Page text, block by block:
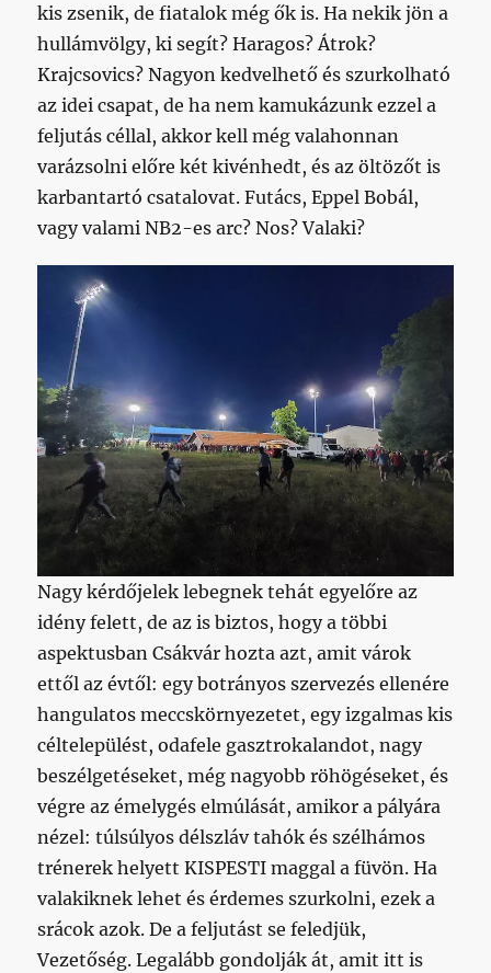
kis zsenik, de fiatalok még ők is. Ha nekik jön a
hullámvölgy, ki segít? Haragos? Átrok?
Krajcsovics? Nagyon kedvelhető és szurkolható
az idei csapat, de ha nem kamukázunk ezzel a
feljutás céllal, akkor kell még valahonnan
varázsolni előre két kivénhedt, és az öltözőt is
karbantartó csatalovat. Futács, Eppel Bobál,
vagy valami NB2-es arc? Nos? Valaki?
Nagy kérdőjelek lebegnek tehát egyelőre az
idény felett, de az is biztos, hogy a többi
aspektusban Csákvár hozta azt, amit várok
ettől az évtől: egy botrányos szervezés ellenére
hangulatos meccskörnyezetet, egy izgalmas kis
céltelepülést, odafele gasztrokalandot, nagy
beszélgetéseket, még nagyobb röhögéseket, és
végre az émelygés elmúlását, amikor a pályára
nézel: túlsúlyos délszláv tahók és szélhámos
trénerek helyett KISPESTI maggal a füvön. Ha
valakiknek lehet és érdemes szurkolni, ezek a
srácok azok. De a feljutást se feledjük,
Vezetőség. Legalább gondolják át, amit itt is